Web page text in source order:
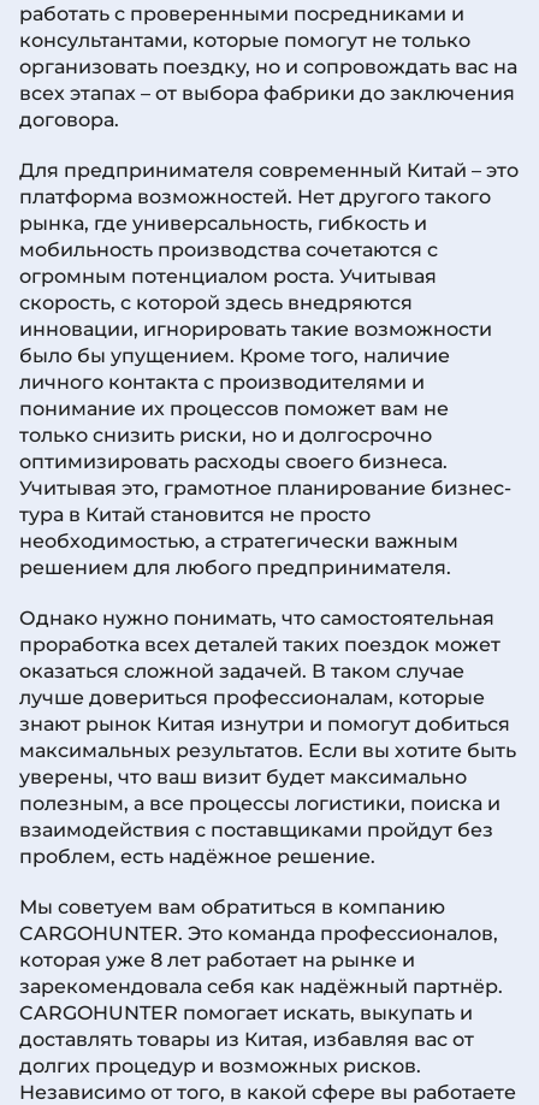
работать с проверенными посредниками и
консультантами, которые помогут не только
организовать поездку, но и сопровождать вас на
всех этапах – от выбора фабрики до заключения
договора.
Для предпринимателя современный Китай – это
платформа возможностей. Нет другого такого
рынка, где универсальность, гибкость и
мобильность производства сочетаются с
огромным потенциалом роста. Учитывая
скорость, с которой здесь внедряются
инновации, игнорировать такие возможности
было бы упущением. Кроме того, наличие
личного контакта с производителями и
понимание их процессов поможет вам не
только снизить риски, но и долгосрочно
оптимизировать расходы своего бизнеса.
Учитывая это, грамотное планирование бизнес-
тура в Китай становится не просто
необходимостью, а стратегически важным
решением для любого предпринимателя.
Однако нужно понимать, что самостоятельная
проработка всех деталей таких поездок может
оказаться сложной задачей. В таком случае
лучше довериться профессионалам, которые
знают рынок Китая изнутри и помогут добиться
максимальных результатов. Если вы хотите быть
уверены, что ваш визит будет максимально
полезным, а все процессы логистики, поиска и
взаимодействия с поставщиками пройдут без
проблем, есть надёжное решение.
Мы советуем вам обратиться в компанию
CARGOHUNTER. Это команда профессионалов,
которая уже 8 лет работает на рынке и
зарекомендовала себя как надёжный партнёр.
CARGOHUNTER помогает искать, выкупать и
доставлять товары из Китая, избавляя вас от
долгих процедур и возможных рисков.
Независимо от того, в какой сфере вы работаете